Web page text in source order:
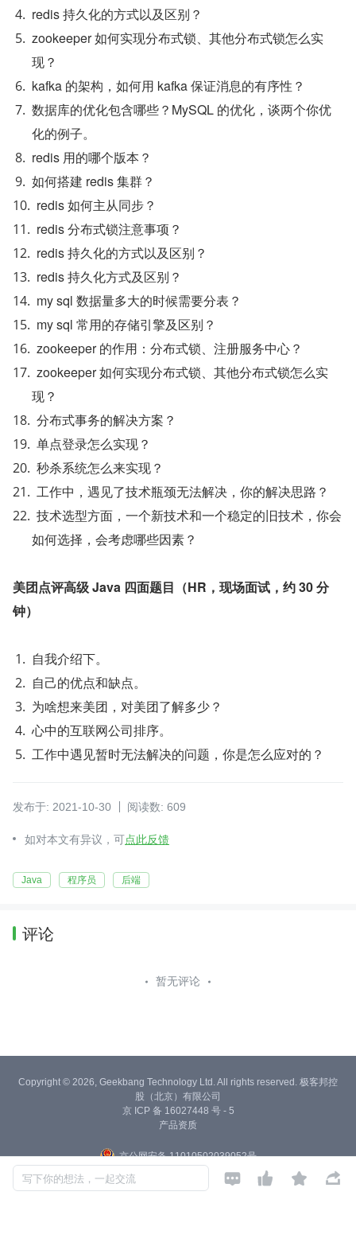
redis 持久化的方式以及区别？
zookeeper 如何实现分布式锁、其他分布式锁怎么实
现？
kafka 的架构，如何用 kafka 保证消息的有序性？
数据库的优化包含哪些？MySQL 的优化，谈两个你优
化的例子。
redis 用的哪个版本？
如何搭建 redis 集群？
redis 如何主从同步？
redis 分布式锁注意事项？
redis 持久化的方式以及区别？
redis 持久化方式及区别？
my sql 数据量多大的时候需要分表？
my sql 常用的存储引擎及区别？
zookeeper 的作用：分布式锁、注册服务中心？
zookeeper 如何实现分布式锁、其他分布式锁怎么实
现？
分布式事务的解决方案？
单点登录怎么实现？
秒杀系统怎么来实现？
工作中，遇见了技术瓶颈无法解决，你的解决思路？
技术选型方面，一个新技术和一个稳定的旧技术，你会
如何选择，会考虑哪些因素？
美团点评高级 Java 四面题目（HR，现场面试，约 30 分
钟）
自我介绍下。
自己的优点和缺点。
为啥想来美团，对美团了解多少？
心中的互联网公司排序。
工作中遇见暂时无法解决的问题，你是怎么应对的？
发布于: 2021-10-30 阅读数: 609
如对本文有异议，可点此反馈
Java 程序员 后端
评论
暂无评论
写下你的想法，一起交流    
Copyright © 2026, Geekbang Technology Ltd. All rights reserved. 极客邦控
股（北京）有限公司
京 ICP 备 16027448 号 - 5
产品资质
京公网安备 11010502039052号